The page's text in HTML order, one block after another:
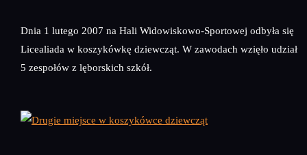
Dnia 1 lutego 2007 na Hali Widowiskowo-Sportowej odbyła się
Licealiada w koszykówkę dziewcząt. W zawodach wzięło udział
5 zespołów z lęborskich szkół.